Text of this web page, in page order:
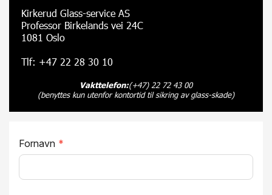
Kirkerud Glass-service AS
Professor Birkelands vei 24C
1081 Oslo
Tlf: +47 22 28 30 10
Vakttelefon:(+47) 22 72 43 00
(benyttes kun utenfor kontortid til sikring av glass-skade)
Fornavn *